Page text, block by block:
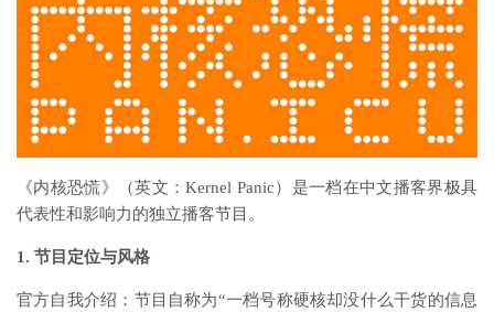
《内核恐慌》（英文：Kernel Panic）是一档在中文播客界极具
代表性和影响力的独立播客节目。
1. 节目定位与风格
官方自我介绍：节目自称为“一档号称硬核却没什么干货的信息